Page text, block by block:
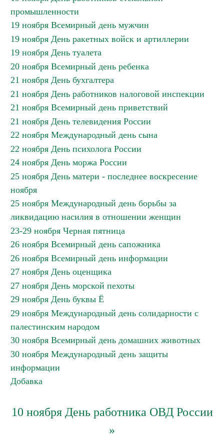
промышленности
19 ноября Всемирный день мужчин
19 ноября День ракетных войск и артиллерии
19 ноября День туалета
20 ноября Всемирный день ребенка
21 ноября День бухгалтера
21 ноября День работников налоговой инспекции
21 ноября Всемирный день приветствий
21 ноября День телевидения России
22 ноября Международный день сына
22 ноября День психолога России
24 ноября День моржа России
25 ноября День матери - последнее воскресение
ноября
25 ноября Международный день борьбы за
ликвидацию насилия в отношении женщин
23-29 ноября Черная пятница
26 ноября Всемирный день сапожника
26 ноября Всемирный день информации
27 ноября День оценщика
27 ноября День морской пехоты
29 ноября День буквы Ё
29 ноября Международный день солидарности с
палестинским народом
30 ноября Всемирный день домашних животных
30 ноября Международный день защиты
информации
Добавка
10 ноября День работника ОВД России
»